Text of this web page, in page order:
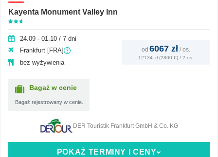
Kayenta Monument Valley Inn
24.09 - 01.10 / 7 dni
Frankfurt [FRA]
bez wyżywienia
Bagaż w cenie
Bagaż rejestrowany w cenie.
od 6067 zł / os.
12134 zł (2800 €) / 2 os.
POKAŻ TERMINY I CENY
DER Touristik Frankfurt GmbH & Co. KG